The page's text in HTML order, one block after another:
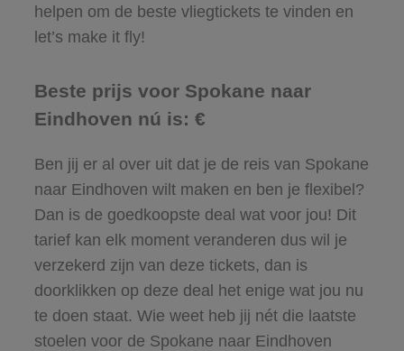
helpen om de beste vliegtickets te vinden en
let’s make it fly!
Beste prijs voor Spokane naar
Eindhoven nú is: €
Ben jij er al over uit dat je de reis van Spokane
naar Eindhoven wilt maken en ben je flexibel?
Dan is de goedkoopste deal wat voor jou! Dit
tarief kan elk moment veranderen dus wil je
verzekerd zijn van deze tickets, dan is
doorklikken op deze deal het enige wat jou nu
te doen staat. Wie weet heb jij nét die laatste
stoelen voor de Spokane naar Eindhoven